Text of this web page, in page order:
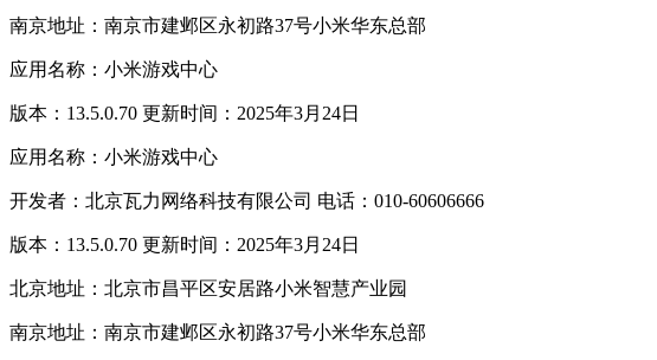
南京地址：南京市建邺区永初路37号小米华东总部
应用名称：小米游戏中心
版本：13.5.0.70 更新时间：2025年3月24日
应用名称：小米游戏中心
开发者：北京瓦力网络科技有限公司 电话：010-60606666
版本：13.5.0.70 更新时间：2025年3月24日
北京地址：北京市昌平区安居路小米智慧产业园
南京地址：南京市建邺区永初路37号小米华东总部